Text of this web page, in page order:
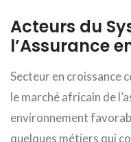
Acteurs du
l’Assurance
Secteur en croissance
le marché africain de
environnement
quelques métiers qui